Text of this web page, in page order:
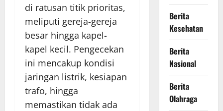
di ratusan titik prioritas,
meliputi gereja-gereja
besar hingga kapel-
kapel kecil. Pengecekan
ini mencakup kondisi
jaringan listrik, kesiapan
trafo, hingga
memastikan tidak ada
Berita
Kesehatan
Berita
Nasional
Berita
Olahraga